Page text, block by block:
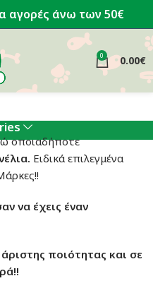
αγορές άνω των 50€
0 0.00€
οποιαδήποτε
Ειδικά επιλεγμένα
να έχεις έναν
ποιότητας και σε